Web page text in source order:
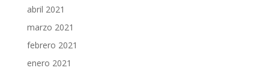
abril 2021
marzo 2021
febrero 2021
enero 2021